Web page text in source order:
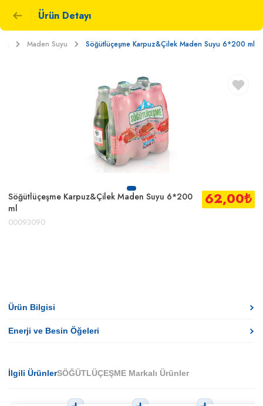
Ürün Detayı
Maden Suyu Söğütlüçeşme Karpuz&Çilek Maden Suyu 6*200 ml
Söğütlüçeşme Karpuz&Çilek Maden Suyu 6*200
ml
00093090
62,00₺
Ürün Bilgisi
Enerji ve Besin Öğeleri
İlgili ÜrünlerSÖĞÜTLÜÇEŞME Markalı Ürünler